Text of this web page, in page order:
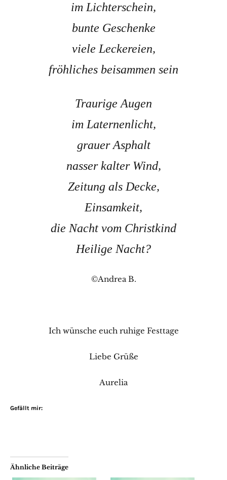
im Lichterschein,
bunte Geschenke
viele Leckereien,
fröhliches beisammen sein
Traurige Augen
im Laternenlicht,
grauer Asphalt
nasser kalter Wind,
Zeitung als Decke,
Einsamkeit,
die Nacht vom Christkind
Heilige Nacht?
©Andrea B.
Ich wünsche euch ruhige Festtage
Liebe Grüße
Aurelia
Gefällt mir:
Ähnliche Beiträge